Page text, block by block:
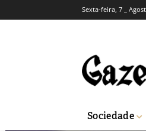
Sexta-feira, 7 _
Sociedade